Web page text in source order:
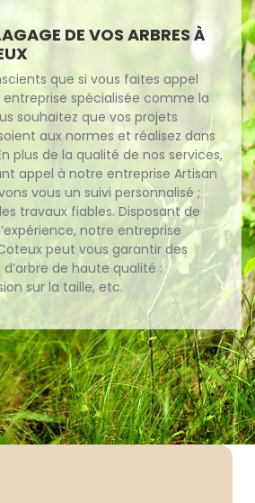
DE VOS ARBRES À
que si vous faites appel
entreprise spécialisée comme la
souhaitez que vos projets
aux normes et réalisez dans
plus de la qualité de nos services,
appel à notre entreprise Artisan
vous un suivi personnalisé ;
travaux fiables. Disposant de
notre entreprise
peut vous garantir des
d’arbre de haute qualité :
sur la taille, etc.